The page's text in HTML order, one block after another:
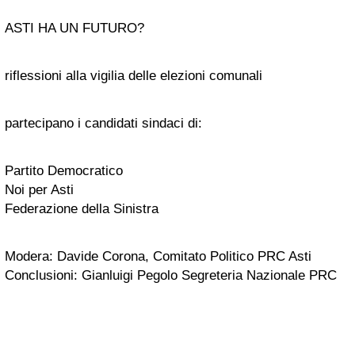
ASTI HA UN FUTURO?
riflessioni alla vigilia delle elezioni comunali
partecipano i candidati sindaci di:
Partito Democratico
Noi per Asti
Federazione della Sinistra
Modera: Davide Corona, Comitato Politico PRC Asti
Conclusioni: Gianluigi Pegolo Segreteria Nazionale PRC